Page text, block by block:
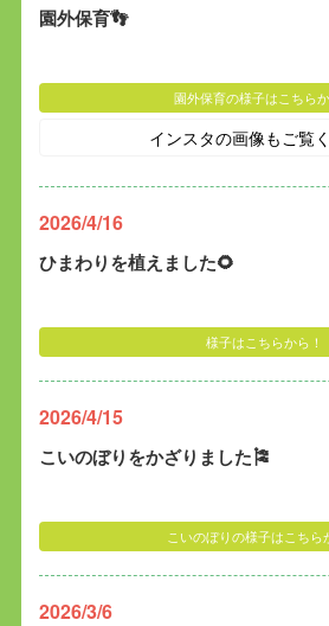
園外保育👣
園外保育の様子はこちらか
インスタの画像もご覧
2026/4/16
ひまわりを植えました🌻
様子はこちらから！
2026/4/15
こいのぼりをかざりました🎏
こいのぼりの様子はこちら
2026/3/6